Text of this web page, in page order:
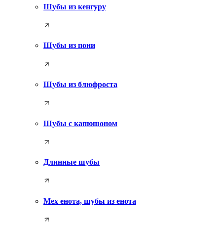
Шубы из кенгуру
Шубы из пони
Шубы из блюфроста
Шубы с капюшоном
Длинные шубы
Мех енота, шубы из енота